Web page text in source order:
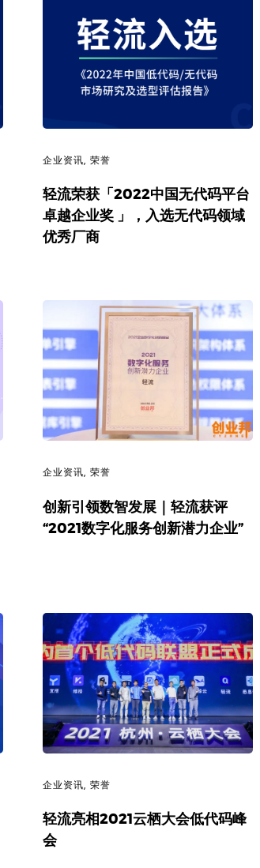
企业资讯, 荣誉
轻流荣获「2022中国无代码平台
卓越企业奖 」，入选无代码领域
优秀厂商
企业资讯, 荣誉
创新引领数智发展｜轻流获评
“2021数字化服务创新潜力企业”
企业资讯 荣誉
轻流亮相2021云栖大会低代码峰
会